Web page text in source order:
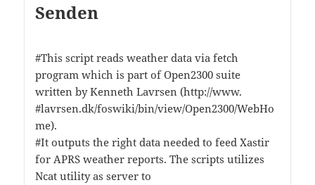
Senden
#This script reads weather data via fetch
program which is part of Open2300 suite
written by Kenneth Lavrsen (http://www.
#lavrsen.dk/foswiki/bin/view/Open2300/WebHo
me).
#It outputs the right data needed to feed Xastir
for APRS weather reports. The scripts utilizes
Ncat utility as server to